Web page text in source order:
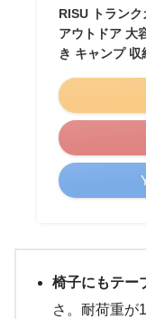
RISU トラン
アウトドア 大
き キャンプ 収
椅子にもテー
さ。耐荷重が